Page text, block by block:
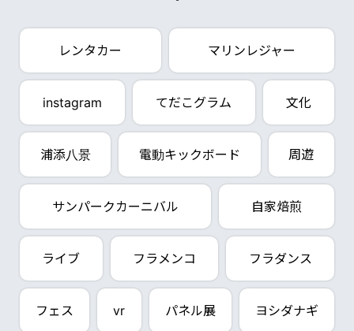
レンタカー マリンレジャー
instagram てだこグラム 文化
浦添八景 電動キックボード 周遊
サンパークカーニバル 自家焙煎
ライブ フラメンコ フラダンス
フェス vr パネル展 ヨシダナギ